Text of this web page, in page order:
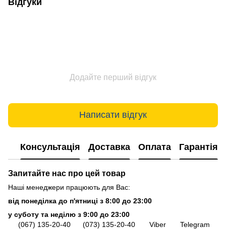
Додайте перший відгук
Написати відгук
Консультація Доставка Оплата Гарантія
Запитайте нас про цей товар
Наші менеджери працюють для Вас:
від понеділка до п'ятниці з 8:00 до 23:00
у суботу та неділю з 9:00 до 23:00
(067) 135-20-40
(073) 135-20-40 Viber
Telegram